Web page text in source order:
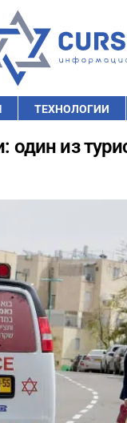
ТЕХНОЛОГИИ
из